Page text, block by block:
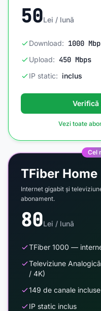
50Lei / lună
Download: 1000
Upload: 450 Mbps
IP static: inclus
Vezi toate
Cel
TFiber Home
Internet gigabit și
abonament.
80Lei / lună
TFiber 1000 —
Televiziune
/ 4K)
149 de canale incluse
IP static inclus